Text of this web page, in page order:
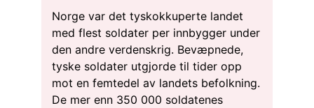
Norge var det tyskokkuperte landet
med flest soldater per innbygger under
den andre verdenskrig. Bevæpnede,
tyske soldater utgjorde til tider opp
mot en femtedel av landets befolkning.
De mer enn 350 000 soldatenes